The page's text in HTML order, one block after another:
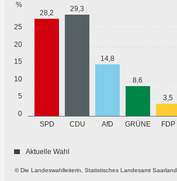
0
5
10
15
20
25
%
SPD CDU AfD GRÜNE FDP
28,2 29,3
14,8
8,6
3,5
© Die Landeswahlleiterin, Statistisches Landesamt Saarland
Aktuelle Wahl